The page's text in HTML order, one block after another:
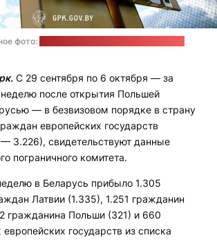
фото:
С 29 сентября по 6 октября — за
после открытия Польшей
— в безвизовом порядке в страну
европейских государств
3.226), свидетельствуют данные
пограничного комитета.
в Беларусь прибыло 1.305
Латвии (1.335), 1.251 гражданин
гражданина Польши (321) и 660
государств из списка